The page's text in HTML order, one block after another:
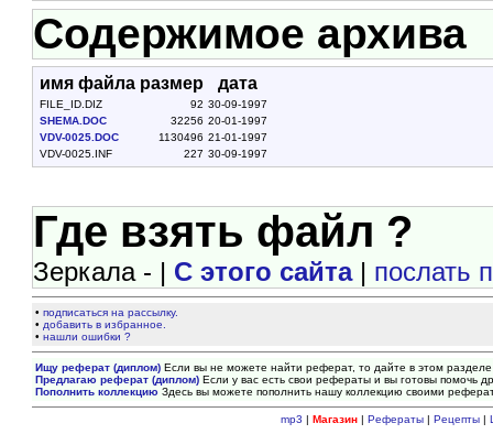
Содержимое архива
имя файла размер дата
FILE_ID.DIZ 92 30-09-1997
SHEMA.DOC
32256 20-01-1997
VDV-0025.DOC
1130496 21-01-1997
VDV-0025.INF
227 30-09-1997
Где взять файл ?
Зеркала - | С этого сайта| послать
•подписаться на рассылку.
• добавить в избранное.
•нашли ошибки ?
Ищу реферат (диплом) Если вы не можете найти реферат, то дайте в этом
Предлагаю реферат (диплом) Если у вас есть свои рефераты и вы готовы помочь
Пополнить коллекцию Здесь вы можете пополнить нашу коллекцию своими
mp3 | Магазин| Рефераты| Рецепты|